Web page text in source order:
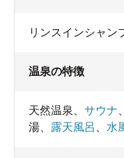
リンスインシャン
温泉の特徴
天然温泉 サウナ
湯
露天風呂 水